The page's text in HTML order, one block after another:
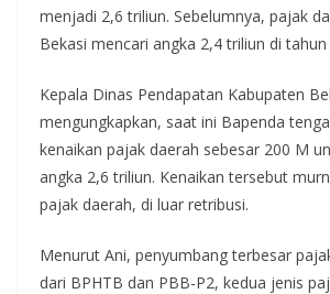
menjadi 2,6 triliun. Sebelumnya, pajak
Bekasi mencari angka 2,4 triliun di tahun
Kepala Dinas Pendapatan Kabupaten
mengungkapkan, saat ini Bapenda
kenaikan pajak daerah sebesar 200 M
angka 2,6 triliun. Kenaikan tersebut
pajak daerah, di luar retribusi.
Menurut Ani, penyumbang terbesar
dari BPHTB dan PBB-P2, kedua jenis